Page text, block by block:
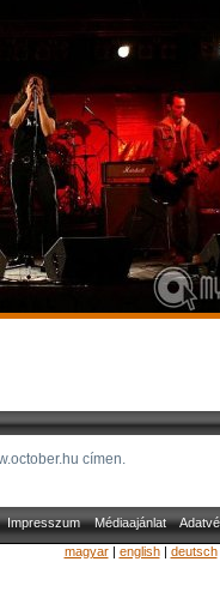
címen.
Impresszum Médiaajánlat
magyar| english| deutsch